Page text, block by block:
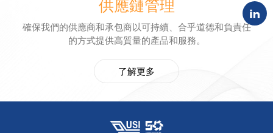
供應鏈管理
確保我們的供應商和承包商以可持續、合乎道德和負責任
的方式提供高質量的產品和服務。
了解更多